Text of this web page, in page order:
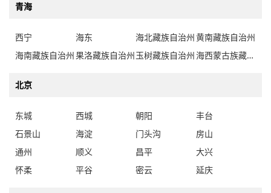
青海
西宁 海东 海北藏族自治州黄南藏族自治州
海南藏族自治州果洛藏族自治州玉树藏族自治州 海西蒙古族藏族自治州
北京
东城 西城 朝阳
丰台
石景山
海淀 门头沟
房山
通州
顺义 昌平
大兴
怀柔
平谷 密云 延庆